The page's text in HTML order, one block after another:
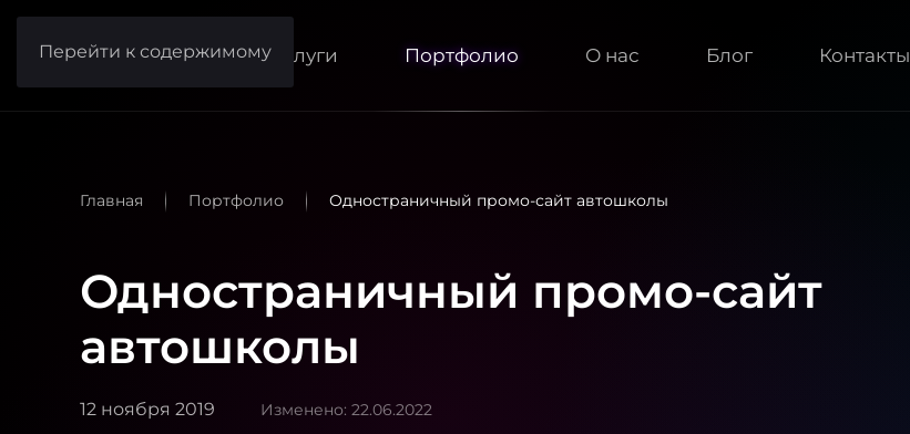
Перейти к содержимомуУслуги Портфолио О нас Блог Контакты
Главная Портфолио Одностраничный промо-сайт автошколы
Одностраничный промо-сайт
автошколы
12 ноября 2019 Изменено: 22.06.2022